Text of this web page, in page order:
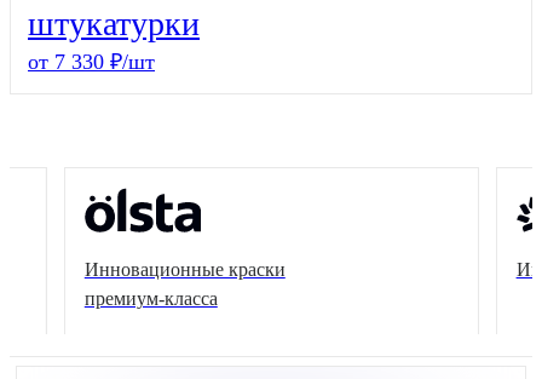
штукатурки
от 7 330 ₽/шт
Инновационные краски
премиум-класса